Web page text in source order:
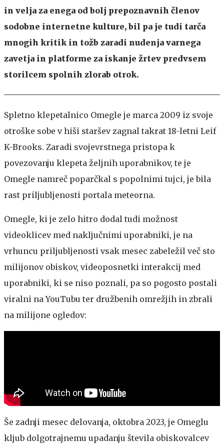
in velja za enega od bolj prepoznavnih členov
sodobne internetne kulture, bil pa je tudi tarča
mnogih kritik in tožb zaradi nudenja varnega
zavetja in platforme za iskanje žrtev predvsem
storilcem spolnih zlorab otrok.
Spletno klepetalnico Omegle je marca 2009 iz svoje
otroške sobe v hiši staršev zagnal takrat 18-letni Leif
K-Brooks. Zaradi svojevrstnega pristopa k
povezovanju klepeta željnih uporabnikov, te je
Omegle namreč poparčkal s popolnimi tujci, je bila
rast priljubljenosti portala meteorna.
Omegle, ki je zelo hitro dodal tudi možnost
videoklicev med naključnimi uporabniki, je na
vrhuncu priljubljenosti vsak mesec zabeležil več sto
milijonov obiskov, videoposnetki interakcij med
uporabniki, ki se niso poznali, pa so pogosto postali
viralni na YouTubu ter družbenih omrežjih in zbrali
na milijone ogledov:
Še zadnji mesec delovanja, oktobra 2023, je Omeglu
kljub dolgotrajnemu upadanju števila obiskovalcev